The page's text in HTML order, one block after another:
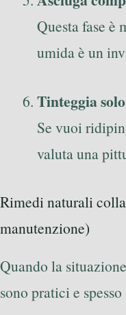
Questa fase è
umida è un
Tinteggia
Se vuoi
valuta una
Rimedi naturali
manutenzione)
Quando la
sono pratici e